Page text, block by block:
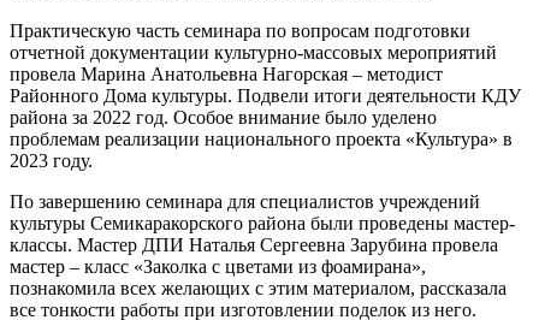
Практическую часть семинара по вопросам подготовки
отчетной документации культурно-массовых мероприятий
провела Марина Анатольевна Нагорская – методист
Районного Дома культуры. Подвели итоги деятельности КДУ
района за 2022 год. Особое внимание было уделено
проблемам реализации национального проекта «Культура» в
2023 году.
По завершению семинара для специалистов учреждений
культуры Семикаракорского района были проведены мастер-
классы. Мастер ДПИ Наталья Сергеевна Зарубина провела
мастер – класс «Заколка с цветами из фоамирана»,
познакомила всех желающих с этим материалом, рассказала
все тонкости работы при изготовлении поделок из него.